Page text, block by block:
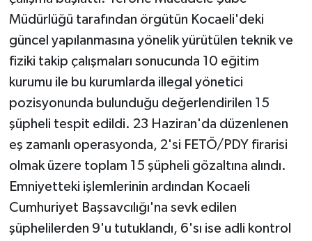
Müdürlüğü tarafından örgütün Kocaeli'deki
güncel yapılanmasına yönelik yürütülen teknik ve
fiziki takip çalışmaları sonucunda 10 eğitim
kurumu ile bu kurumlarda illegal yönetici
pozisyonunda bulunduğu değerlendirilen 15
şüpheli tespit edildi. 23 Haziran'da düzenlenen
eş zamanlı operasyonda, 2'si FETÖ/PDY firarisi
olmak üzere toplam 15 şüpheli gözaltına alındı.
Emniyetteki işlemlerinin ardından Kocaeli
Cumhuriyet Başsavcılığı'na sevk edilen
şüphelilerden 9'u tutuklandı, 6'sı ise adli kontrol